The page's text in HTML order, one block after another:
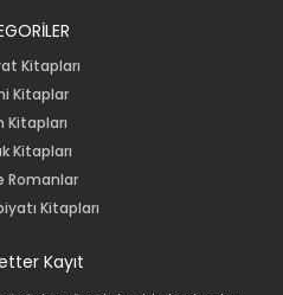
Kitapları
Kitaplar
Kitapları
Kitapları
Romanlar
Kitapları
Kayıt